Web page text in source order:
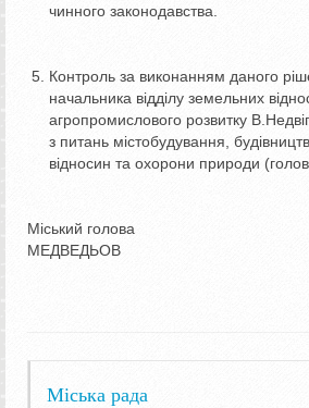
чинного законодавства.
Контроль за виконанням даного
начальника відділу земельних
агропромислового розвитку
з питань містобудування,
відносин та охорони природи
Міський голова
МЕДВЕДЬОВ
Міська рада